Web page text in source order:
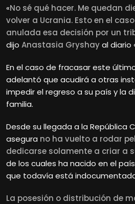
«No sé qué hacer. Me quedan
volver a Ucrania. Esto en el
anulada esa decisión por un
dijo Anastasia Gryshayal diario
En el caso de fracasar este
adelantó que acudirá a otras
impedir el regreso a su país y la
familia.
Desde su llegada a la República
asegura no ha vuelto a rodar
dedicarse solamente a criar a
de los cuales ha nacido en el
que todavía está
La posesión o distribución de